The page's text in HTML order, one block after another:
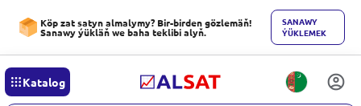
Köp zat satyn almalymy? Bir-birden gözlemäň!
Sanawy ýükläň we baha teklibi alyň.
SANAWY
ÝÜKLEMEK
Katalog